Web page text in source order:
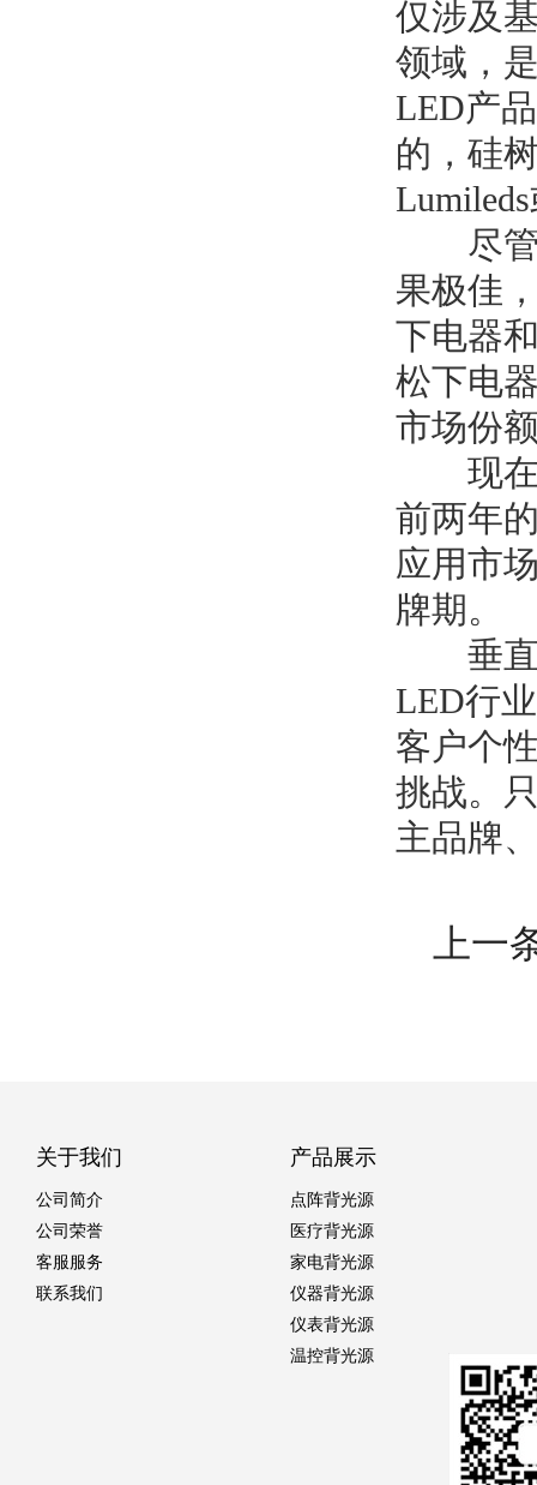
仅涉及
领域，
LED产
的，硅
Lumileds
尽管
果极佳
下电器
松下电
市场份
现在
前两年
应用市
牌期。
垂直
LED行
客户个
挑战。
主品牌
上一
关于我们
公司简介
公司荣誉
客服服务
联系我们
产品展示
点阵背光源
医疗背光源
家电背光源
仪器背光源
仪表背光源
温控背光源